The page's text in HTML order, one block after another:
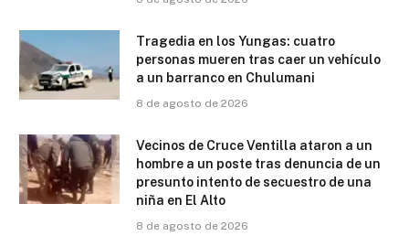
Tragedia en los Yungas: cuatro
personas mueren tras caer un vehículo
a un barranco en Chulumani
8 de agosto de 2026
Vecinos de Cruce Ventilla ataron a un
hombre a un poste tras denuncia de un
presunto intento de secuestro de una
niña en El Alto
8 de agosto de 2026